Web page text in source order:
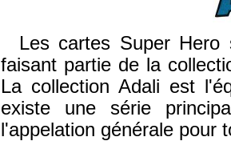
Les cartes Super Hero
faisant partie de la
La collection Adali est
existe une série
l'appelation générale pour